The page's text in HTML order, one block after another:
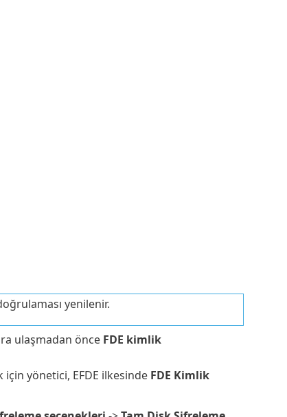
yenilenir.
ulaşmadan önce FDE kimlik
için yönetici, EFDE ilkesinde FDE Kimlik